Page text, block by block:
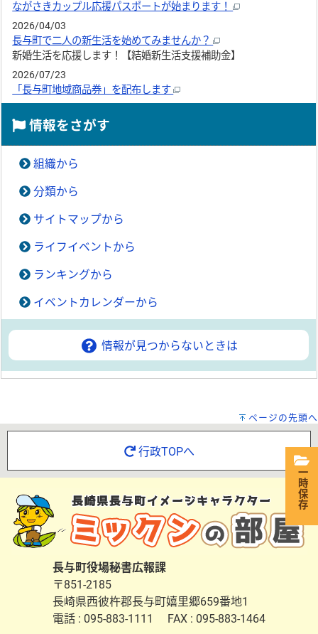
ながさきカップル応援パスポートが始まります！
2026/04/03
長与町で二人の新生活を始めてみませんか？
新婚生活を応援します！【結婚新生活支援補助金】
2026/07/23
「長与町地域商品券」を配布します
情報をさがす
組織から
分類から
サイトマップから
ライフイベントから
ランキングから
イベントカレンダーから
情報が見つからないときは
ページの先頭へ
行政TOPへ
長与町役場秘書広報課
〒851-2185
長崎県西彼杵郡長与町嬉里郷659番地1
電話 : 095-883-1111 FAX : 095-883-1464
一時保存